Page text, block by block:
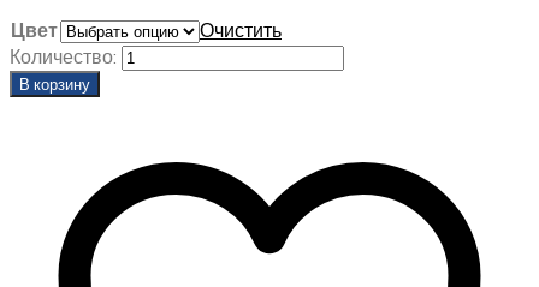
Цвет
Очистить
Количество:
В корзину